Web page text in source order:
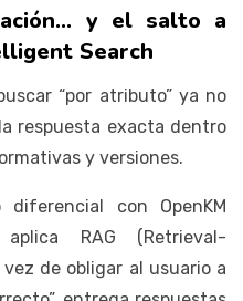
y el salto a
Search
“por atributo” ya no
respuesta exacta dentro
y versiones.
con OpenKM
RAG (Retrieval-
de obligar al usuario a